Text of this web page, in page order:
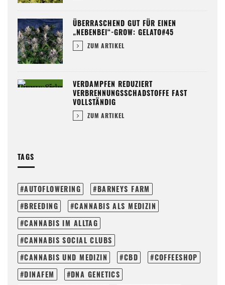
ÜBERRASCHEND GUT FÜR EINEN
„NEBENBEI“-GROW: GELATO#45
ZUM ARTIKEL
VERDAMPFEN REDUZIERT
VERBRENNUNGSSCHADSTOFFE FAST
VOLLSTÄNDIG
ZUM ARTIKEL
TAGS
AUTOFLOWERING
BARNEYS FARM
BREEDING
CANNABIS ALS MEDIZIN
CANNABIS IM ALLTAG
CANNABIS SOCIAL CLUBS
CANNABIS UND MEDIZIN
CBD
COFFEESHOP
DINAFEM
DNA GENETICS